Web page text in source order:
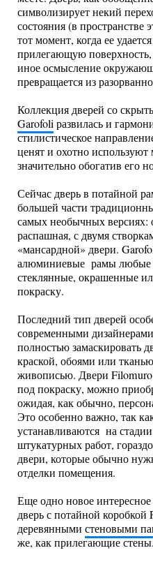
символизирует некий
состояния (в пространстве
тот момент, когда ее
прилегающую
иное осмысление
превращается из
Коллекция дверей со
Garofoliразвилась и
стилистическое
ценят и охотно
значительно обогатив его
Сейчас дверь в потайной
большей части
самых необычных версиях:
распашная, с двумя
«мансардной» двери.
алюминиевые рамы любые
стеклянные, окрашенные
покраску.
Последний тип дверей
современными
полностью замаскировать
краской, обоями или
живописью. Двери
под покраску, можно
ожидая, как обычно,
Это особенно важно, так
устанавливаются на
штукатурных работ,
двери, которые обычно
отделки помещения.
Еще одно новое
дверь с потайной
деревянными стеновыми
же, как прилегающие